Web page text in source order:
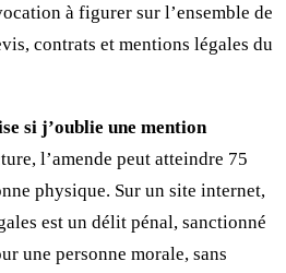
à figurer sur l’ensemble de
contrats et mentions légales du
si j’oublie une mention
l’amende peut atteindre 75
physique. Sur un site internet,
est un délit pénal, sanctionné
une personne morale, sans